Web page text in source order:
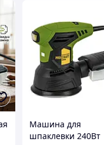
Машина для
шпаклевки 240Вт